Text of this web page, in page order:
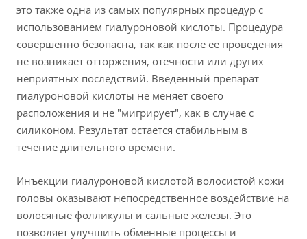
это также одна из самых популярных процедур с
использованием гиалуроновой кислоты. Процедура
совершенно безопасна, так как после ее проведения
не возникает отторжения, отечности или других
неприятных последствий. Введенный препарат
гиалуроновой кислоты не меняет своего
расположения и не "мигрирует", как в случае с
силиконом. Результат остается стабильным в
течение длительного времени.
Инъекции гиалуроновой кислотой волосистой кожи
головы оказывают непосредственное воздействие на
волосяные фолликулы и сальные железы. Это
позволяет улучшить обменные процессы и